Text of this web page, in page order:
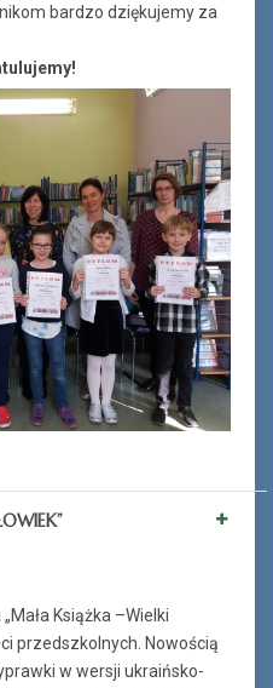
bardzo dziękujemy za
Książka –Wielki
przedszkolnych. Nowością
w wersji ukraińsko-